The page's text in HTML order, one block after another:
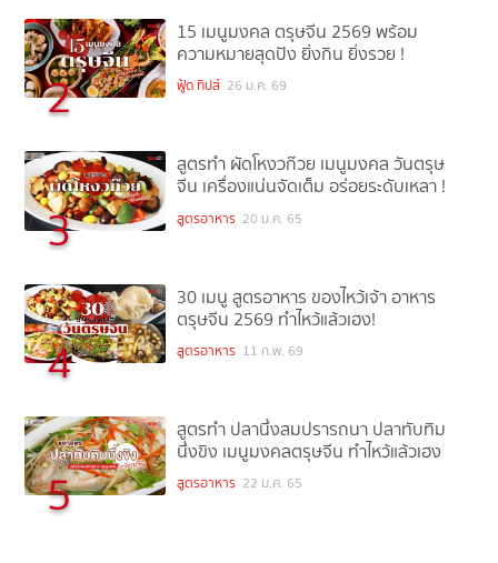
2
15 เมนูมงคล ตรุษจีน 2569 พร้อม
ความหมายสุดปัง ยิ่งกิน ยิ่งรวย !
ฟู้ด ทิปส์ 26 ม.ค. 69
3
สูตรทำ ผัดโหงวก๊วย เมนูมงคล วันตรุษ
จีน เครื่องแน่นจัดเต็ม อร่อยระดับเหลา !
สูตรอาหาร 20 ม.ค. 65
4
30 เมนู สูตรอาหาร ของไหว้เจ้า อาหาร
ตรุษจีน 2569 ทำไหว้แล้วเฮง!
สูตรอาหาร 11 ก.พ. 69
5
สูตรทำ ปลานึ่งสมปรารถนา ปลาทับทิม
นึ่งขิง เมนูมงคลตรุษจีน ทำไหว้แล้วเฮง
สูตรอาหาร 22 ม.ค. 65